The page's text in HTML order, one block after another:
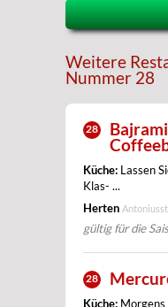
Weitere
Nummer 28
28
Küche: Lassen
Klas- ...
Herten
gültig für die
28
Küche: